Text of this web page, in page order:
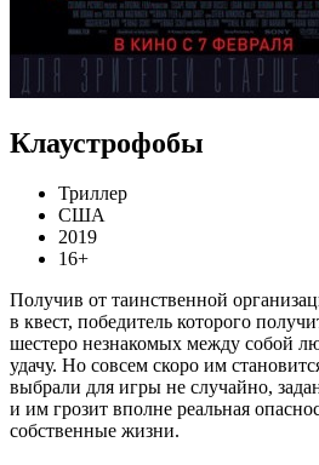
Клаустрофобы
Триллер
США
2019
16+
Получив от таинственной
в квест, победитель которого
шестеро незнакомых между собой
удачу. Но совсем скоро им
выбрали для игры не случайно,
и им грозит вполне реальная
собственные жизни.